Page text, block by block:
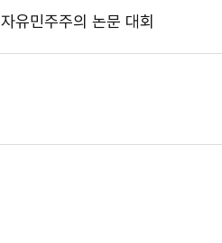
자유민주주의 논문 대회